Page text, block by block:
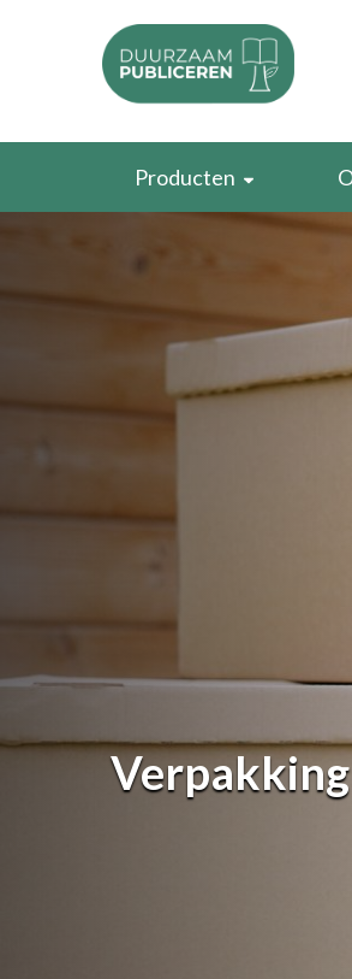
Producten
Papier
Lijm, inkt en omslagen
Druk en oplages
Verpakking